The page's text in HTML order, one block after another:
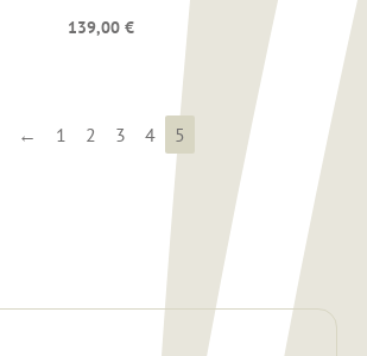
139,00 €
← 1 2 3 4 5